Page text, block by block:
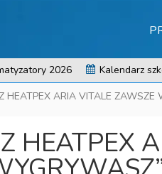
2026 Kalendarz
HEATPEX ARIA VITALE
HEATPEX